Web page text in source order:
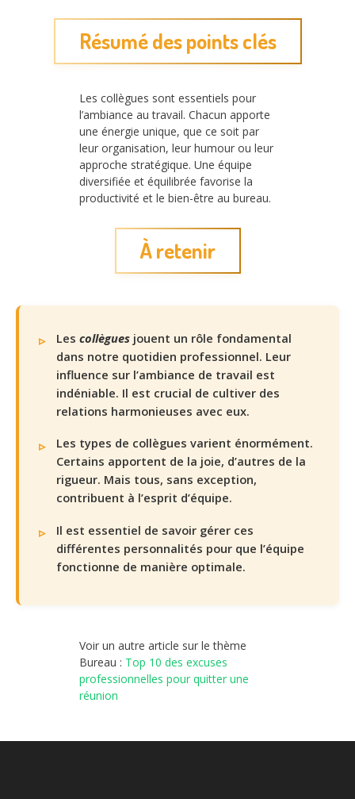
Résumé des points clés
Les collègues sont essentiels pour
l’ambiance au travail. Chacun apporte
une énergie unique, que ce soit par
leur organisation, leur humour ou leur
approche stratégique. Une équipe
diversifiée et équilibrée favorise la
productivité et le bien-être au bureau.
À retenir
Les collègues jouent un rôle fondamental
dans notre quotidien professionnel. Leur
influence sur l’ambiance de travail est
indéniable. Il est crucial de cultiver des
relations harmonieuses avec eux.
Les types de collègues varient énormément.
Certains apportent de la joie, d’autres de la
rigueur. Mais tous, sans exception,
contribuent à l’esprit d’équipe.
Il est essentiel de savoir gérer ces
différentes personnalités pour que l’équipe
fonctionne de manière optimale.
Voir un autre article sur le thème
Bureau : Top 10 des excuses
professionnelles pour quitter une
réunion